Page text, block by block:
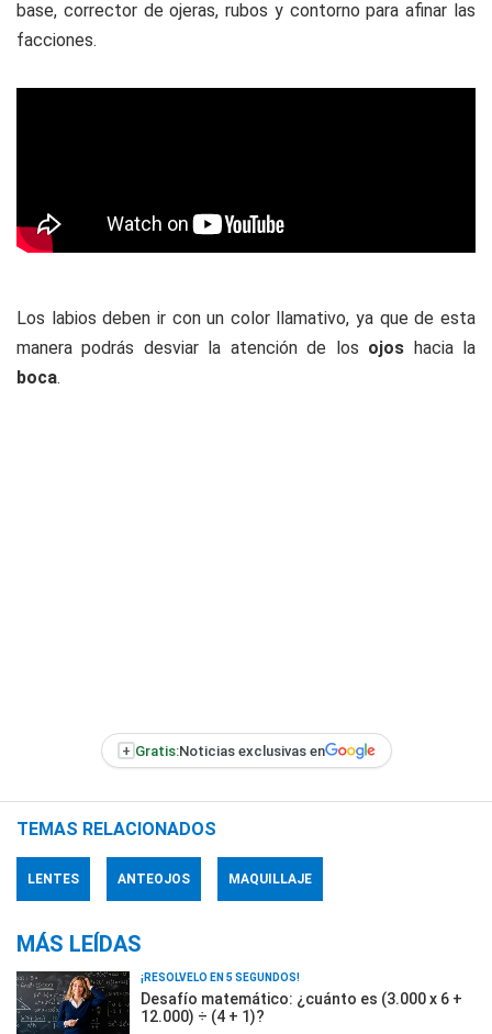
base, corrector de ojeras, rubos y contorno para afinar las
facciones.
Los labios deben ir con un color llamativo, ya que de esta
manera podrás desviar la atención de los ojos hacia la
boca.
+ Gratis:Noticias exclusivas en
TEMAS RELACIONADOS
LENTES ANTEOJOS MAQUILLAJE
MÁS LEÍDAS
¡RESOLVELO EN 5 SEGUNDOS!
Desafío matemático: ¿cuánto es (3.000 x 6 +
12.000) ÷ (4 + 1)?